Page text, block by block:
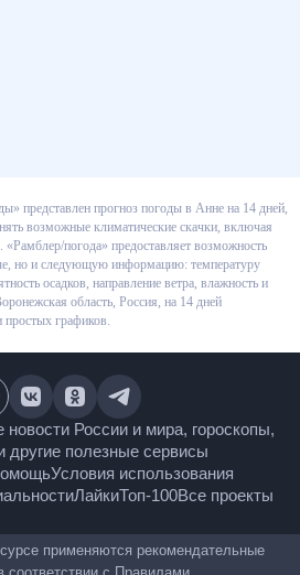
представлен прогноз погоды в Анне
нетрудно понять возможные
прогнозы по каждым трем часам.
возможность отследить не только
информацию: температуру воздуха,
осадков, направление ветра, влажность и
Воронежская область, Россия, на 14 дней
новости России и мира,
и другие полезные сервисы
Условия использования
Все проекты